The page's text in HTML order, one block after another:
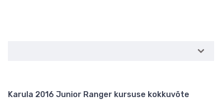
Karula 2016 Junior Ranger kursuse kokkuvõte